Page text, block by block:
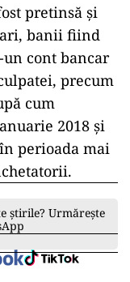
pretinsă şi
banii fiind
cont bancar
precum
cum
2018 şi
perioada mai
știrile? Urmărește